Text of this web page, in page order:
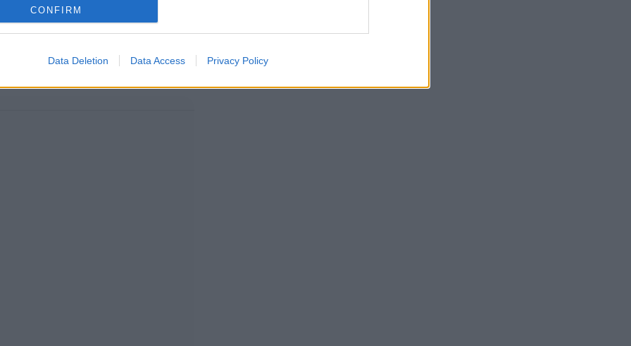
CONFIRM
Data Deletion Data Access Privacy Policy
uimista. Lajissa houkuttelevat
irrottautua kuivan